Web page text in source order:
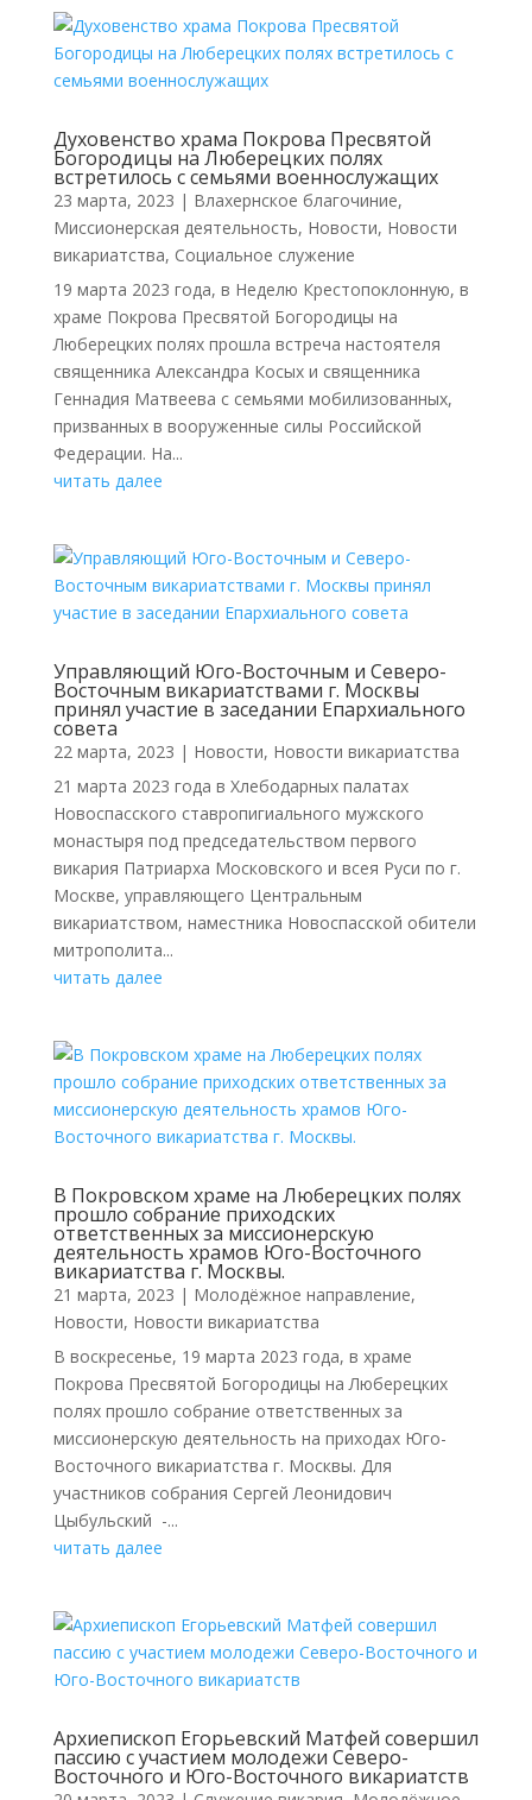
Духовенство храма Покрова Пресвятой
Богородицы на Люберецких полях
встретилось с семьями военнослужащих
23 марта, 2023 | Влахернское благочиние,
Миссионерская деятельность, Новости, Новости
викариатства, Социальное служение
19 марта 2023 года, в Неделю Крестопоклонную, в
храме Покрова Пресвятой Богородицы на
Люберецких полях прошла встреча настоятеля
священника Александра Косых и священника
Геннадия Матвеева с семьями мобилизованных,
призванных в вооруженные силы Российской
Федерации. На...
читать далее
Управляющий Юго-Восточным и Северо-
Восточным викариатствами г. Москвы
принял участие в заседании Епархиального
совета
22 марта, 2023 | Новости, Новости викариатства
21 марта 2023 года в Хлебодарных палатах
Новоспасского ставропигиального мужского
монастыря под председательством первого
викария Патриарха Московского и всея Руси по г.
Москве, управляющего Центральным
викариатством, наместника Новоспасской обители
митрополита...
читать далее
В Покровском храме на Люберецких полях
прошло собрание приходских
ответственных за миссионерскую
деятельность храмов Юго-Восточного
викариатства г. Москвы.
21 марта, 2023 | Молодёжное направление,
Новости, Новости викариатства
В воскресенье, 19 марта 2023 года, в храме
Покрова Пресвятой Богородицы на Люберецких
полях прошло собрание ответственных за
миссионерскую деятельность на приходах Юго-
Восточного викариатства г. Москвы. Для
участников собрания Сергей Леонидович
Цыбульский -...
читать далее
Архиепископ Егорьевский Матфей совершил
пассию с участием молодежи Северо-
Восточного и Юго-Восточного викариатств